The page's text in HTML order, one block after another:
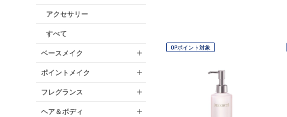
アクセサリー
すべて
ベースメイク
ポイントメイク
フレグランス
ヘア＆ボディ
OPポイント対象